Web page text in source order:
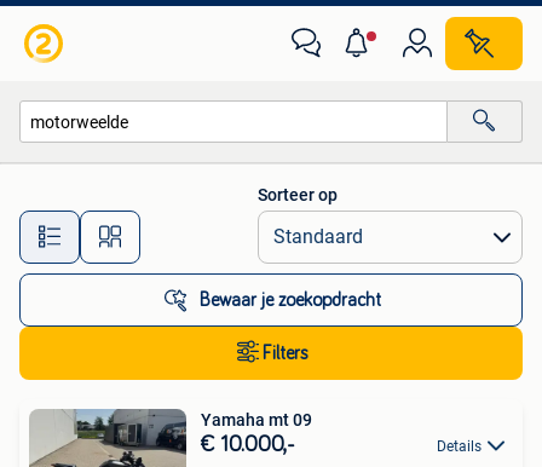
Alle afstanden…
Sorteer op
Bewaar je zoekopdracht
Filters
Yamaha mt 09
€ 10.000,- Details